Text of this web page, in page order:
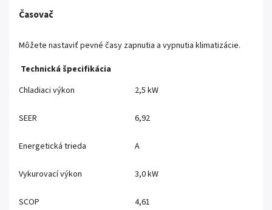
Časovač
Môžete nastaviť pevné časy zapnutia a vypnutia klimatizácie.
Technická špecifikácia
Chladiaci výkon
2,5 kW
SEER 6,92
Energetická trieda A
Vykurovací výkon 3,0 kW
SCOP 4,61